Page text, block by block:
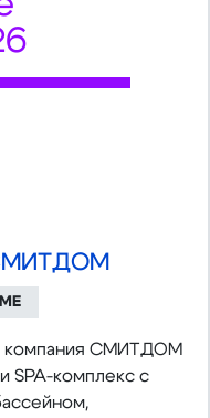
компания СМИТДОМ
SPA-комплекс с